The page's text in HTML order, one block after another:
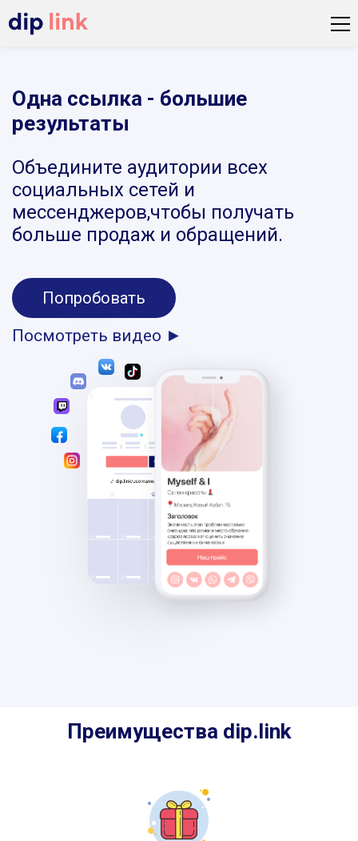
Одна ссылка - большие
результаты
Объедините аудитории всех
социальных сетей и
мессенджеров,чтобы получать
больше продаж и обращений.
Попробовать
Посмотреть видео ►
Преимущества dip.link